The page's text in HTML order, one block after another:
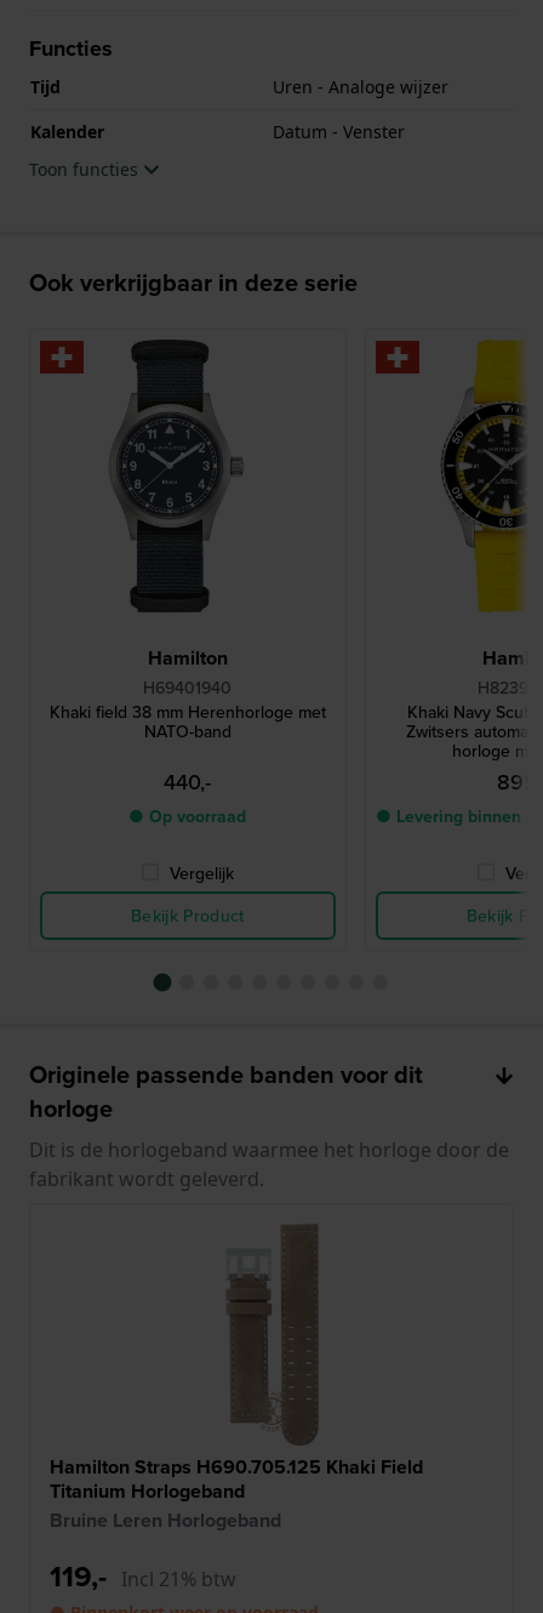
Functies
Tijd
Uren - Analoge wijzer
Kalender
Datum - Venster
Toon functies
Ook verkrijgbaar in deze serie
Hamilton
H69401940
Khaki field 38 mm Herenhorloge met
NATO-band
440,-
● Op voorraad
Vergelijk
Bekijk Product
Khaki Navy
Zwitsers
horloge
● Levering binnen 2
Bekijk
Originele passende banden voor dit
horloge
Dit is de horlogeband waarmee het horloge door de
fabrikant wordt geleverd.
Hamilton Straps H690.705.125 Khaki Field
Titanium Horlogeband
Bruine Leren Horlogeband
119,- Incl 21% btw